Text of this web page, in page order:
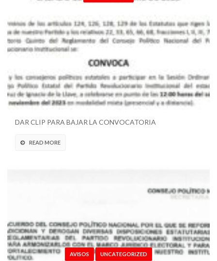
DAR CLIP PARA BAJAR LA CONVOCATORIA
READ MORE
AVISOS UNCATEGORIZED